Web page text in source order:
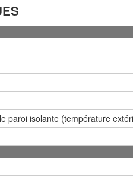
paroi isolante (température